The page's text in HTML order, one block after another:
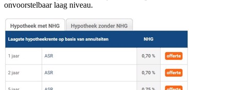
onvoorstelbaar laag niveau.